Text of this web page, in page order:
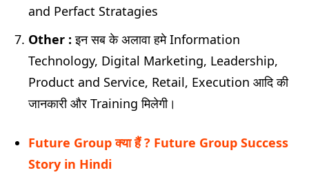
and Perfact Stratagies
Other :इन सब के अलावा हमे Information
Technology, Digital Marketing, Leadership,
Product and Service, Retail, Execution आदि की
जानकारी और Training मिलेगी।
Future Group क्या हैं ? Future Group Success
Story in Hindi